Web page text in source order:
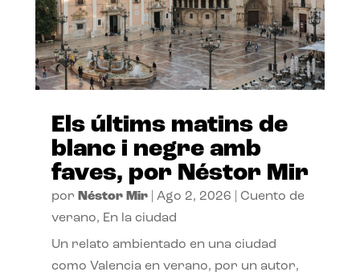
Els últims matins de
blanc i negre amb
faves, por Néstor Mir
por Néstor Mir| Ago 2, 2026
Cuento de
verano, En la ciudad
Un relato ambientado en una ciudad
como Valencia en verano, por un autor,